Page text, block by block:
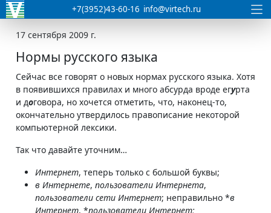
+7(3952)43-60-16 info@virtech.ru
17 сентября 2009 г.
Нормы русского языка
Сейчас все говорят о новых нормах русского языка. Хотя
в появившихся правилах и много абсурда вроде егурта
и договора, но хочется отметить, что, наконец-то,
окончательно утвердилось правописание некоторой
компьютерной лексики.
Так что давайте уточним…
Интернет, теперь только с большой буквы;
в Интернете, пользователи Интернета,
пользователи сети Интернет; неправильно *в
Интернет, *пользователи Интернет;